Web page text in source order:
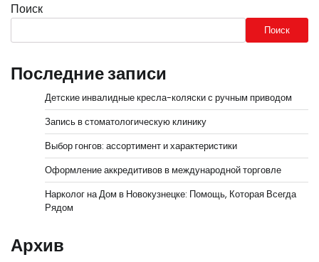
Поиск
Поиск
Последние записи
Детские инвалидные кресла-коляски с ручным приводом
Запись в стоматологическую клинику
Выбор гонгов: ассортимент и характеристики
Оформление аккредитивов в международной торговле
Нарколог на Дом в Новокузнецке: Помощь, Которая Всегда
Рядом
Архив